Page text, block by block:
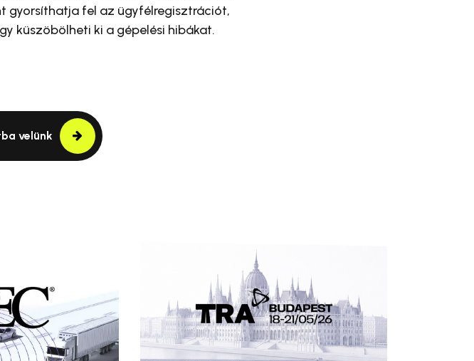
gyorsíthatja fel az ügyfélregisztrációt,
küszöbölheti ki a gépelési hibákat.
velünk